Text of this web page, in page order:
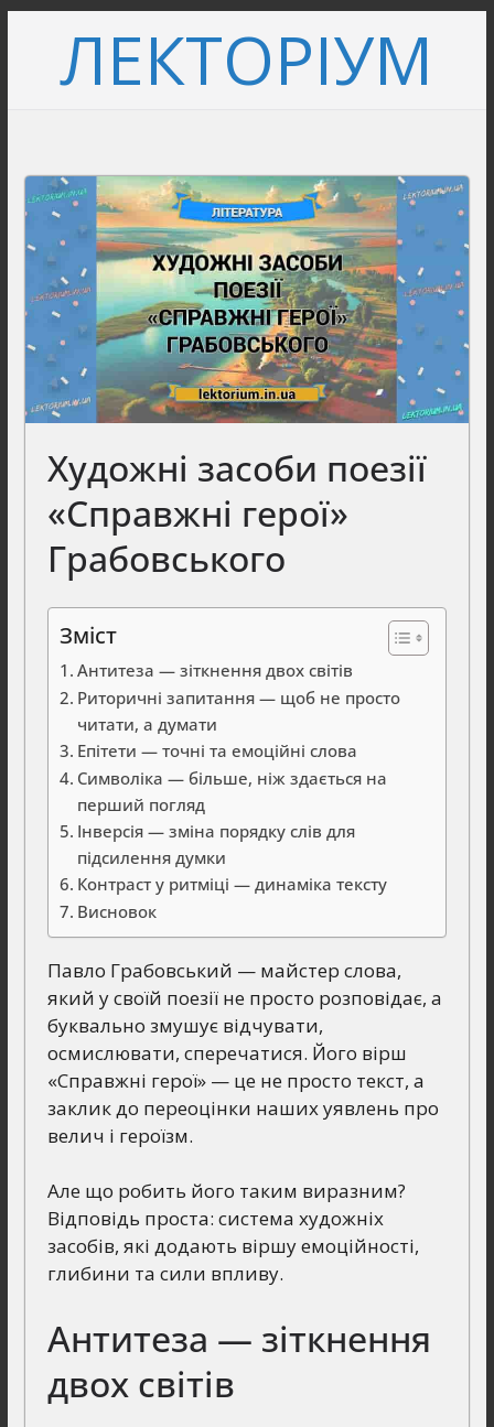
вмістуЛЕКТОРІУМ
Художні засоби поезії
«Справжні герої»
Грабовського
Зміст
Антитеза — зіткнення двох світів
Риторичні запитання — щоб не просто
читати, а думати
Епітети — точні та емоційні слова
Символіка — більше, ніж здається на
перший погляд
Інверсія — зміна порядку слів для
підсилення думки
Контраст у ритміці — динаміка тексту
Висновок
Павло Грабовський — майстер слова,
який у своїй поезії не просто розповідає, а
буквально змушує відчувати,
осмислювати, сперечатися. Його вірш
«Справжні герої» — це не просто текст, а
заклик до переоцінки наших уявлень про
велич і героїзм.
Але що робить його таким виразним?
Відповідь проста: система художніх
засобів, які додають віршу емоційності,
глибини та сили впливу.
Антитеза — зіткнення
двох світів